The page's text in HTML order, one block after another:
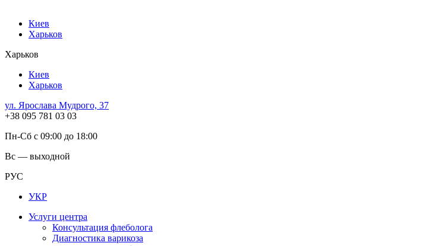
Киев
Харьков
Харьков
Киев
Харьков
ул. Ярослава Мудрого, 37
+38 095 781 03 03
Пн-Сб с 09:00 до 18:00
Вс — выходной
РУС
УКР
Услуги центра
Консультация флеболога
Диагностика варикоза